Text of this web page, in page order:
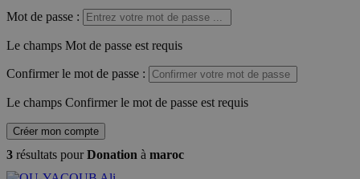
Mot de passe :
Le champs Mot de passe est requis
Confirmer le mot de passe :
Le champs Confirmer le mot de passe est requis
Créer mon compte
3 résultats pourDonation à maroc